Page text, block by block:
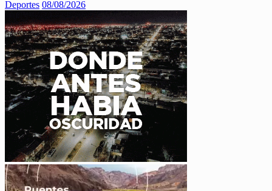
Deportes 08/08/2026